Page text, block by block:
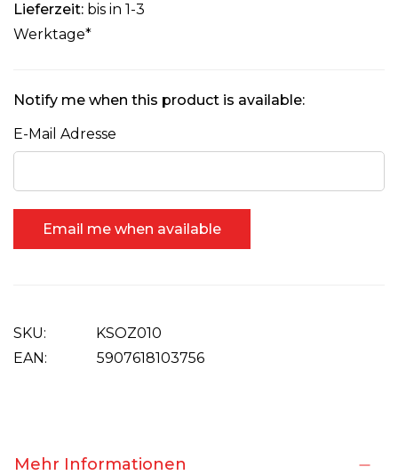
Lieferzeit: bis in 1-3
Werktage*
Notify me when this product is available:
E-Mail Adresse
Email me when available
SKU
KSOZ010
EAN:
5907618103756
Mehr Informationen